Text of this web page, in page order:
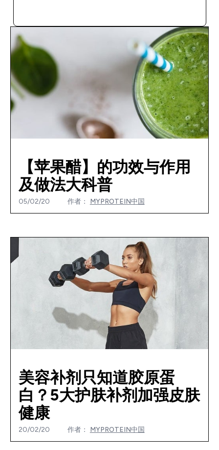
【苹果醋】的功效与作用
及做法大科普
05/02/20 作者： MYPROTEIN中国
美容补剂只知道胶原蛋
白？5大护肤补剂加强皮肤
健康
20/02/20 作者： MYPROTEIN中国